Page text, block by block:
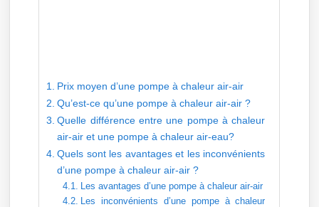
Prix moyen d’une pompe à chaleur air-air
Qu’est-ce qu’une pompe à chaleur air-air ?
Quelle différence entre une pompe à chaleur
air-air et une pompe à chaleur air-eau?
Quels sont les avantages et les inconvénients
d’une pompe à chaleur air-air ?
Les avantages d’une pompe à chaleur air-air
Les inconvénients d’une pompe à chaleur